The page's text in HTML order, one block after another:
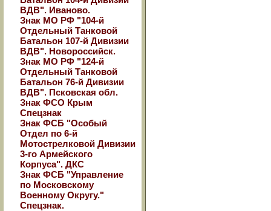
ВДВ". Иваново.
Знак МО РФ "104-й
Отдельный Танковой
Батальон 107-й Дивизии
ВДВ". Новороссийск.
Знак МО РФ "124-й
Отдельный Танковой
Батальон 76-й Дивизии
ВДВ". Псковская обл.
Знак ФСО Крым
Спецзнак
Знак ФСБ "Особый
Отдел по 6-й
Мотострелковой Дивизии
3-го Армейского
Корпуса". ДКС
Знак ФСБ "Управление
по Московскому
Военному Округу."
Спецзнак.